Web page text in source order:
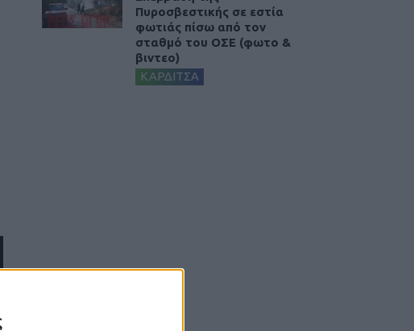
Πυροσβεστικής σε εστία
φωτιάς πίσω από τον
σταθμό του ΟΣΕ (φωτο &
βιντεο)
ΚΑΡΔΙΤΣΑ